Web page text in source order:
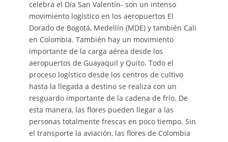
celebra el Día San Valentín- son un intenso
movimiento logístico en los aeropuertos El
Dorado de Bogotá, Medellín (MDE) y también Cali
en Colombia. También hay un movimiento
importante de la carga aérea desde los
aeropuertos de Guayaquil y Quito. Todo el
proceso logístico desde los centros de cultivo
hasta la llegada a destino se realiza con un
resguardo importante de la cadena de frío. De
esta manera, las flores pueden llegar a las
personas totalmente frescas en poco tiempo. Sin
el transporte la aviación, las flores de Colombia